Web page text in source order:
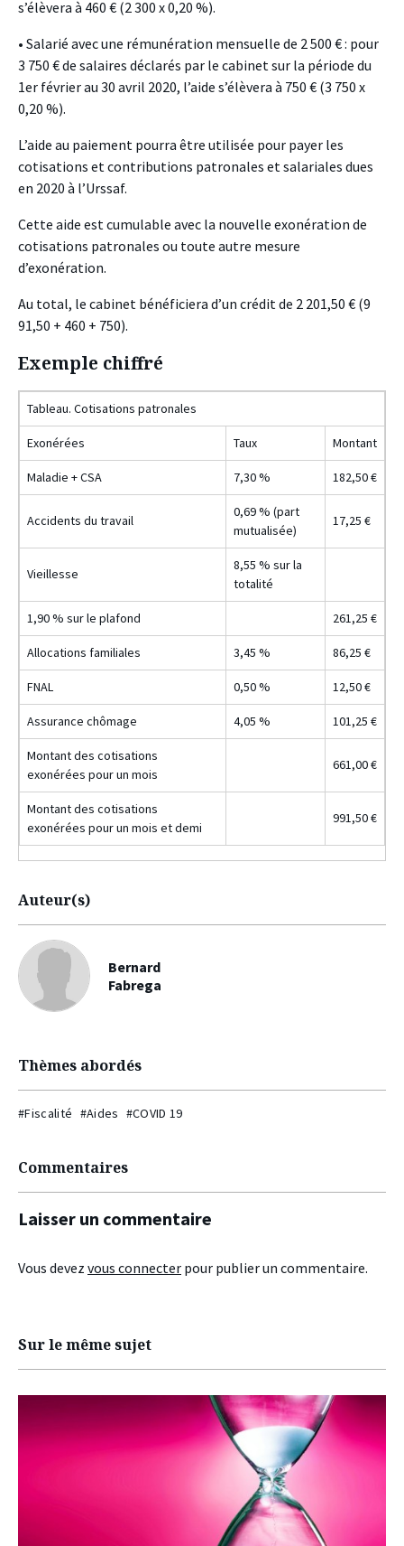
s’élèvera à 460 € (2 300 x 0,20 %).
• Salarié avec une rémunération mensuelle de 2 500 € : pour
3 750 € de salaires déclarés par le cabinet sur la période du
1er février au 30 avril 2020, l’aide s’élèvera à 750 € (3 750 x
0,20 %).
L’aide au paiement pourra être utilisée pour payer les
cotisations et contributions patronales et salariales dues
en 2020 à l’Urssaf.
Cette aide est cumulable avec la nouvelle exonération de
cotisations patronales ou toute autre mesure
d’exonération.
Au total, le cabinet bénéficiera d’un crédit de 2 201,50 € (9
91,50 + 460 + 750).
Exemple chiffré
Tableau. Cotisations patronales
Exonérées Taux Montant
Maladie + CSA 7,30 % 182,50 €
Accidents du travail
0,69 % (part
mutualisée)
17,25 €
Vieillesse
8,55 % sur la
totalité
1,90 % sur le plafond 261,25 €
Allocations familiales 3,45 % 86,25 €
FNAL 0,50 % 12,50 €
Assurance chômage 4,05 % 101,25 €
Montant des cotisations
exonérées pour un mois
661,00 €
Montant des cotisations
exonérées pour un mois et demi
991,50 €
Auteur(s)
Bernard
Fabrega
Thèmes abordés
#Fiscalité #Aides #COVID 19
Commentaires
Laisser un commentaire
Vous devez vous connecter pour publier un commentaire.
Sur le même sujet